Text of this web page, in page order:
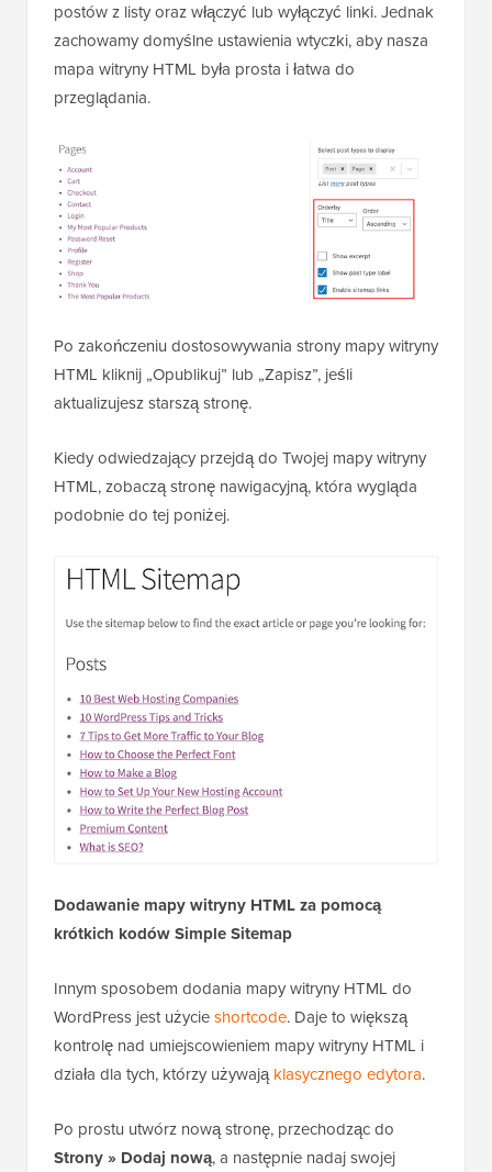
postów z listy oraz włączyć lub wyłączyć linki. Jednak
zachowamy domyślne ustawienia wtyczki, aby nasza
mapa witryny HTML była prosta i łatwa do
przeglądania.
Po zakończeniu dostosowywania strony mapy witryny
HTML kliknij „Opublikuj” lub „Zapisz”, jeśli
aktualizujesz starszą stronę.
Kiedy odwiedzający przejdą do Twojej mapy witryny
HTML, zobaczą stronę nawigacyjną, która wygląda
podobnie do tej poniżej.
Dodawanie mapy witryny HTML za pomocą
krótkich kodów Simple Sitemap
Innym sposobem dodania mapy witryny HTML do
WordPress jest użycieshortcode. Daje to większą
kontrolę nad umiejscowieniem mapy witryny HTML i
działa dla tych, którzy używająklasycznego edytora.
Po prostu utwórz nową stronę, przechodząc do
Strony » Dodaj nową, a następnie nadaj swojej